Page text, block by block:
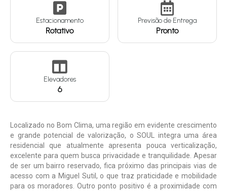
Estacionamento
Rotativo
Previsão de Entrega
Pronto
Elevadores
6
Localizado no Bom Clima, uma região em evidente crescimento
e grande potencial de valorização, o SOUL integra uma área
residencial que atualmente apresenta pouca verticalização,
excelente para quem busca privacidade e tranquilidade. Apesar
de ser um bairro reservado, fica próximo das principais vias de
acesso com a Miguel Sutil, o que traz praticidade e mobilidade
para os moradores. Outro ponto positivo é a proximidade com